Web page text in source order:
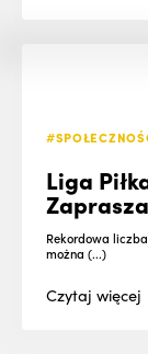
Liga
Rekordowa
można (...)
Czytajwięcej